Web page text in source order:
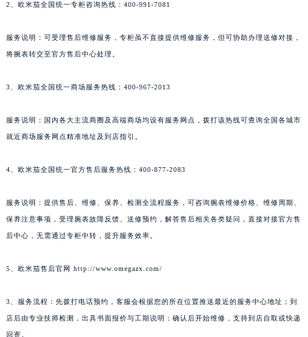
2、欧米茄全国统一专柜咨询热线：400-991-7081
服务说明：可受理售后维修服务，专柜虽不直接提供维修服务，但可协助办理送修对接，
将腕表转交至官方售后中心处理。
3、欧米茄全国统一商场服务热线：400-967-2013
服务说明：国内各大主流商圈及高端商场均设有服务网点，拨打该热线可查询全国各城市
就近商场服务网点精准地址及到店指引。
4、欧米茄全国统一官方售后服务热线：400-877-2083
服务说明：提供售后、维修、保养、检测全流程服务，可咨询腕表维修价格、维修周期、
保养注意事项，受理腕表故障反馈、送修预约，解答售后相关各类疑问，直接对接官方售
后中心，无需通过专柜中转，提升服务效率。
5、欧米茄售后官网 http://www.omegazx.com/
3、服务流程：先拨打电话预约，客服会根据您的所在位置推送最近的服务中心地址；到
店后由专业技师检测，出具书面报价与工期说明；确认后开始维修，支持到店自取或快递
回寄。